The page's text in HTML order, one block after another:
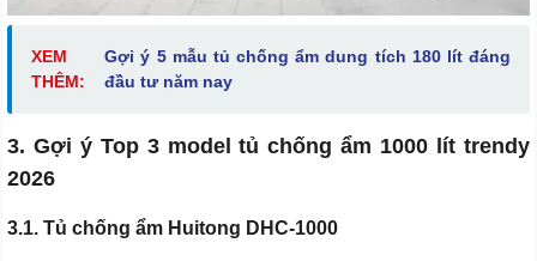
XEM
THÊM:
Gợi ý 5 mẫu tủ chống ẩm dung tích 180 lít đáng
đầu tư năm nay
3. Gợi ý Top 3 model tủ chống ẩm 1000 lít trendy
2026
3.1. Tủ chống ẩm Huitong DHC-1000